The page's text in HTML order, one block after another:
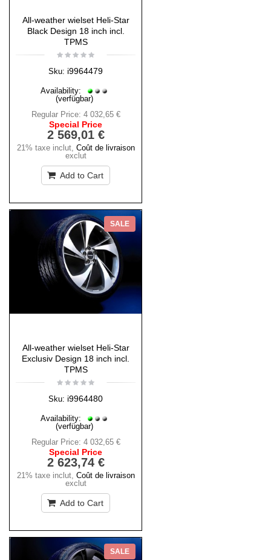
All-weather wielset Heli-Star
Black Design 18 inch incl.
TPMS
Sku: i9964479
Availability:
(verfügbar)
Regular Price: 4 032,65 €
Special Price
2 569,01 €
21% taxe inclut, Coût de livraison
exclut
Add to Cart
SALE
All-weather wielset Heli-Star
Exclusiv Design 18 inch incl.
TPMS
Sku: i9964480
Availability:
(verfügbar)
Regular Price: 4 032,65 €
Special Price
2 623,74 €
21% taxe inclut, Coût de livraison
exclut
Add to Cart
SALE